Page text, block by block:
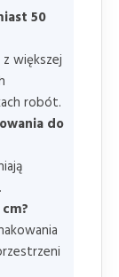
50
większej
robót.
do